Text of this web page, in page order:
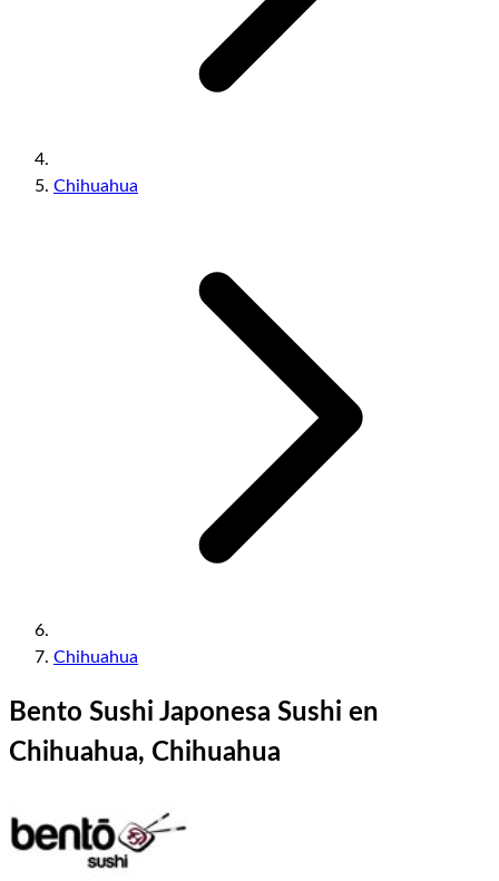
Chihuahua
Chihuahua
Bento Sushi Japonesa Sushi en
Chihuahua, Chihuahua